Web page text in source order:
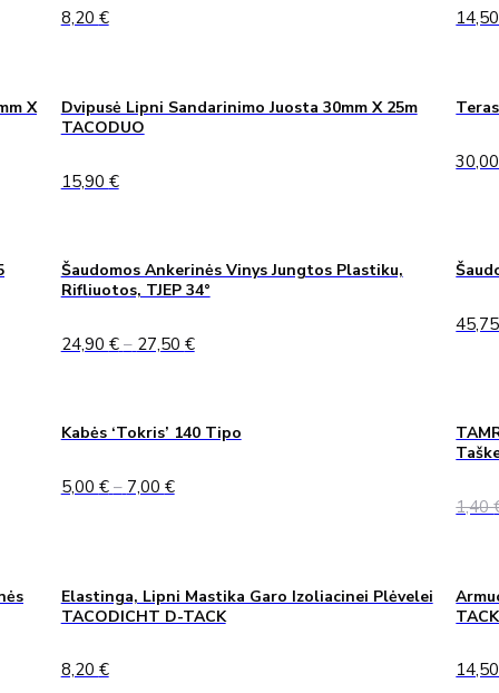
8,20 €
X
Dvipusė Lipni Sandarinimo Juosta 30mm X 25m
TACODUO
15,90 €
Šaudomos Ankerinės Vinys Jungtos Plastiku,
Rifliuotos, TJEP 34°
24,90 € – 27,50 €Price
27,50 €
Kabės ‘Tokris’ 140 Tipo
5,00 € – 7,00 €Price
1,40
Elastinga, Lipni Mastika Garo Izoliacinei Plėvelei
TACODICHT D-TACK
8,20 €
TACK